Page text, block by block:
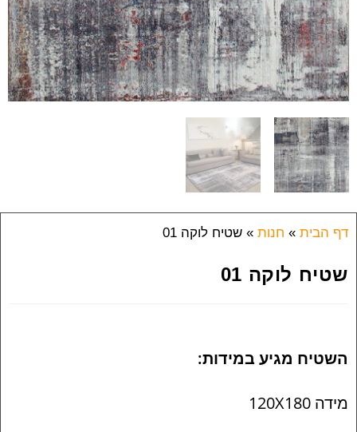
דף הבית » חנות » שטיח לוקה 01
שטיח לוקה 01
השטיח מגיע במידות:
מידה 120X180